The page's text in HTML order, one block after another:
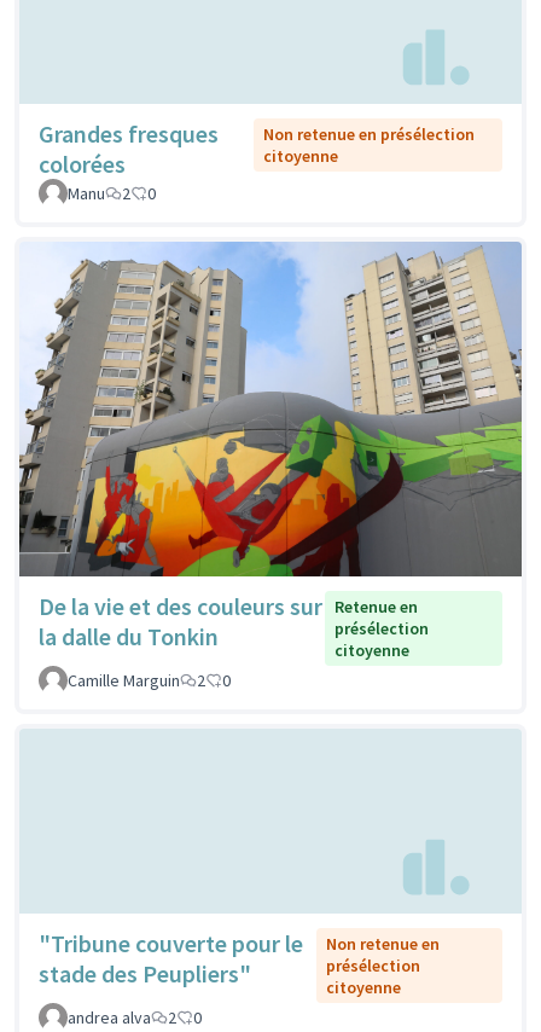
Grandes fresques
colorées
Non retenue en présélection
citoyenne
Manu
2 0
De la vie et des couleurs sur
la dalle du Tonkin
Retenue en
présélection
citoyenne
Camille Marguin
2 0
"Tribune couverte pour le
stade des Peupliers"
Non retenue en
présélection
citoyenne
andrea alva
2 0